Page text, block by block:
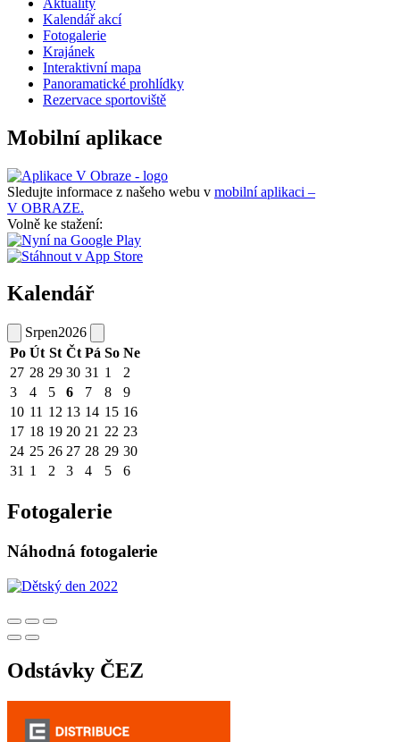
Kalendář akcí
Fotogalerie
Krajánek
Interaktivní mapa
Panoramatické prohlídky
Rezervace sportoviště
Mobilní aplikace
Sledujte informace z našeho webu v mobilní aplikaci –
V OBRAZE.
Volně ke stažení:
Kalendář
Srpen2026
Po Út St Čt Pá So Ne
27 28 29 30 31 1
2
3
4 5 6 7 8
9
10 11 12 13 14 15 16
17 18 19 20 21 22 23
24 25 26 27 28 29 30
31 1 2 3 4 5 6
Fotogalerie
Náhodná fotogalerie
Odstávky ČEZ